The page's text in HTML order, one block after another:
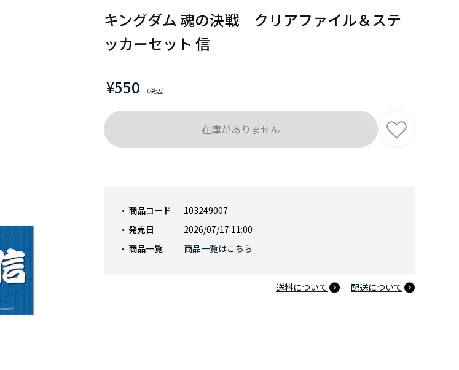
キングダム 魂の決戦 クリアファイル＆ステ
ッカーセット 信
¥550
商品コード
103249007
発売日
2026/07/17 11:00
商品一覧
商品一覧はこちら
送料について 配送について
在庫がありません